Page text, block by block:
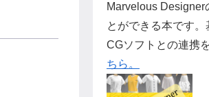
Marvelous Designer
とができる本です
CGソフトとの連携
ちら。